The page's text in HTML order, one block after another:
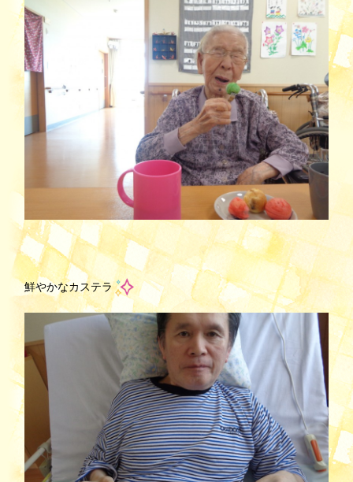
鮮やかなカステラ